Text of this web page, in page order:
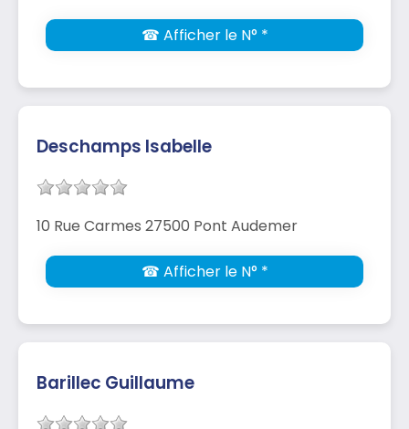
☎ Afficher le N° *
Deschamps Isabelle
10 Rue Carmes 27500 Pont Audemer
☎ Afficher le N° *
Barillec Guillaume